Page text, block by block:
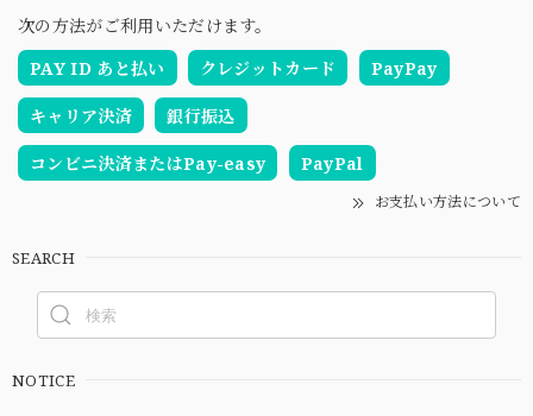
次の方法がご利用いただけます。
PAY ID あと払い
クレジットカード PayPay
キャリア決済 銀行振込
コンビニ決済またはPay-easy PayPal
お支払い方法について
SEARCH
NOTICE